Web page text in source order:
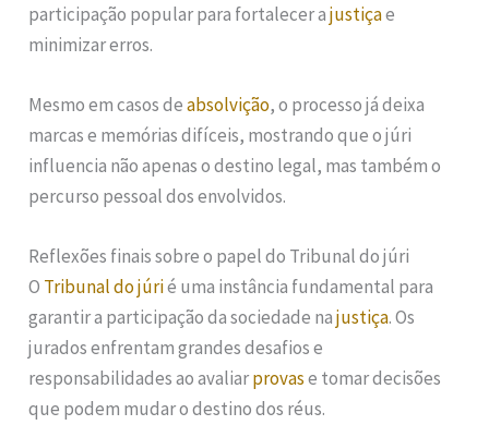
participação popular para fortalecer ajustiçae
minimizar erros.
Mesmo em casos deabsolvição, o processo já deixa
marcas e memórias difíceis, mostrando que o júri
influencia não apenas o destino legal, mas também o
percurso pessoal dos envolvidos.
Reflexões finais sobre o papel do Tribunal do júri
O Tribunal do júrié uma instância fundamental para
garantir a participação da sociedade najustiça. Os
jurados enfrentam grandes desafios e
responsabilidades ao avaliarprovase tomar decisões
que podem mudar o destino dos réus.